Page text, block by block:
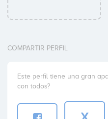
COMPARTIR PERFIL
Este perfil tiene una gran
con todos?